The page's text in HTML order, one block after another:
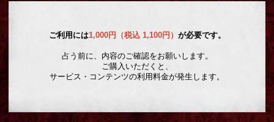
ご利用には1,000円（税込 1,100円） が必要です。
占う前に、内容のご確認をお願いします。
ご購入いただくと、
サービス・コンテンツの利用料金が発生します。